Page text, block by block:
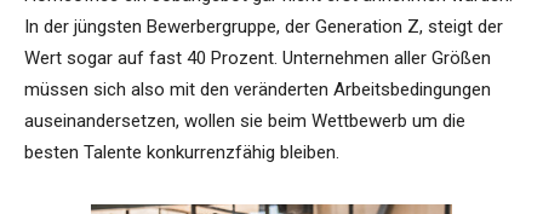
In der jüngsten Bewerbergruppe, der Generation Z, steigt der
Wert sogar auf fast 40 Prozent. Unternehmen aller Größen
müssen sich also mit den veränderten Arbeitsbedingungen
auseinandersetzen, wollen sie beim Wettbewerb um die
besten Talente konkurrenzfähig bleiben.